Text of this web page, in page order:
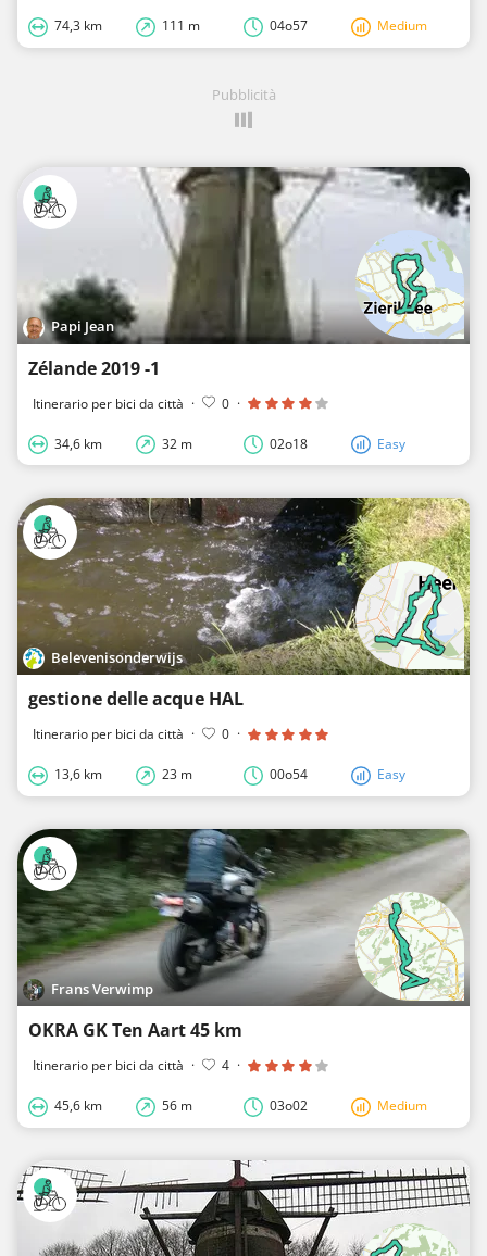
74,3 km 111 m 04o57 Medium
Pubblicità
Papi Jean
Zélande 2019 -1
Itinerario per bici da città · 0 ·
34,6 km 32 m 02o18 Easy
Belevenisonderwijs
gestione delle acque HAL
Itinerario per bici da città · 0 ·
13,6 km 23 m 00o54 Easy
Frans Verwimp
OKRA GK Ten Aart 45 km
Itinerario per bici da città · 4 ·
45,6 km 56 m 03o02 Medium